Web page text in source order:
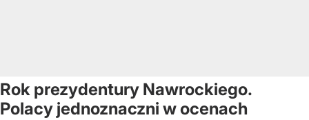
Rok prezydentury Nawrockiego.
Polacy jednoznaczni w ocenach